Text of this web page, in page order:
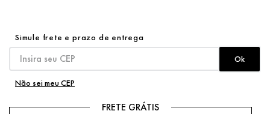
Não sei meu CEP
FRETE GRÁTIS